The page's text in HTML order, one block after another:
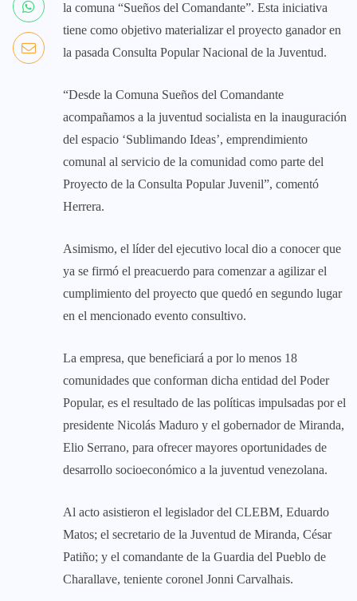
la comuna “Sueños del Comandante”. Esta iniciativa
tiene como objetivo materializar el proyecto ganador en
la pasada Consulta Popular Nacional de la Juventud.
“Desde la Comuna Sueños del Comandante
acompañamos a la juventud socialista en la inauguración
del espacio ‘Sublimando Ideas’, emprendimiento
comunal al servicio de la comunidad como parte del
Proyecto de la Consulta Popular Juvenil”, comentó
Herrera.
Asimismo, el líder del ejecutivo local dio a conocer que
ya se firmó el preacuerdo para comenzar a agilizar el
cumplimiento del proyecto que quedó en segundo lugar
en el mencionado evento consultivo.
La empresa, que beneficiará a por lo menos 18
comunidades que conforman dicha entidad del Poder
Popular, es el resultado de las políticas impulsadas por el
presidente Nicolás Maduro y el gobernador de Miranda,
Elio Serrano, para ofrecer mayores oportunidades de
desarrollo socioeconómico a la juventud venezolana.
Al acto asistieron el legislador del CLEBM, Eduardo
Matos; el secretario de la Juventud de Miranda, César
Patiño; y el comandante de la Guardia del Pueblo de
Charallave, teniente coronel Jonni Carvalhais.